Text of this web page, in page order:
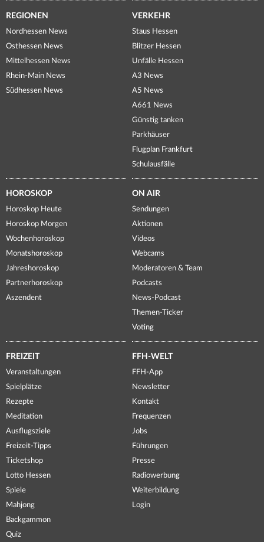
REGIONEN
Nordhessen News
Osthessen News
Mittelhessen News
Rhein-Main News
Südhessen News
VERKEHR
Staus Hessen
Blitzer Hessen
Unfälle Hessen
A3 News
A5 News
A661 News
Günstig tanken
Parkhäuser
Flugplan Frankfurt
Schulausfälle
HOROSKOP
Horoskop Heute
Horoskop Morgen
Wochenhoroskop
Monatshoroskop
Jahreshoroskop
Partnerhoroskop
Aszendent
ON AIR
Sendungen
Aktionen
Videos
Webcams
Moderatoren & Team
Podcasts
News-Podcast
Themen-Ticker
Voting
FREIZEIT
Veranstaltungen
Spielplätze
Rezepte
Meditation
Ausflugsziele
Freizeit-Tipps
Ticketshop
Lotto Hessen
Spiele
Mahjong
Backgammon
Quiz
FFH-WELT
FFH-App
Newsletter
Kontakt
Frequenzen
Jobs
Führungen
Presse
Radiowerbung
Weiterbildung
Login